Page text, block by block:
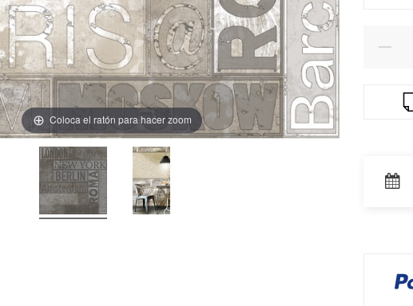
Coloca el ratón para hacer zoom